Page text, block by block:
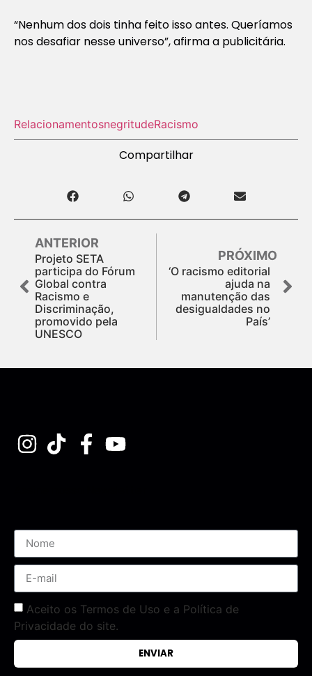
“Nenhum dos dois tinha feito isso antes. Queríamos
nos desafiar nesse universo”, afirma a publicitária.
RelacionamentosnegritudeRacismo
Compartilhar
ANTERIOR
Projeto SETA
participa do Fórum
Global contra
Racismo e
Discriminação,
promovido pela
UNESCO
PRÓXIMO
‘O racismo editorial
ajuda na
manutenção das
desigualdades no
País’
Aceito os Termos de Uso e a Política de
Privacidade do site.
ENVIAR